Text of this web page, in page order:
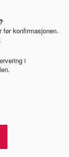
før konfirmasjonen.
i